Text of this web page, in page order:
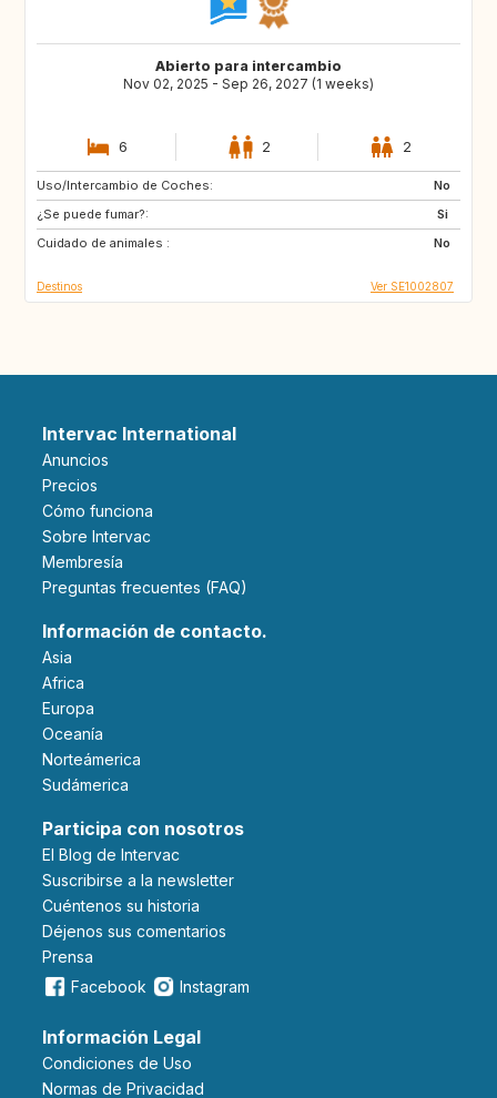
Abierto para intercambio
Nov 02, 2025 - Sep 26, 2027 (1 weeks)
6 2 2
Uso/Intercambio de Coches:
No
¿Se puede fumar?:
Si
Cuidado de animales :
No
AT
CH
FR
Destinos Ver SE1002807
Intervac International
Anuncios
Precios
Cómo funciona
Sobre Intervac
Membresía
Preguntas frecuentes (FAQ)
Información de contacto.
Asia
Africa
Europa
Oceanía
Norteámerica
Sudámerica
Participa con nosotros
El Blog de Intervac
Suscribirse a la newsletter
Cuéntenos su historia
Déjenos sus comentarios
Prensa
Facebook
Instagram
Información Legal
Condiciones de Uso
Normas de Privacidad